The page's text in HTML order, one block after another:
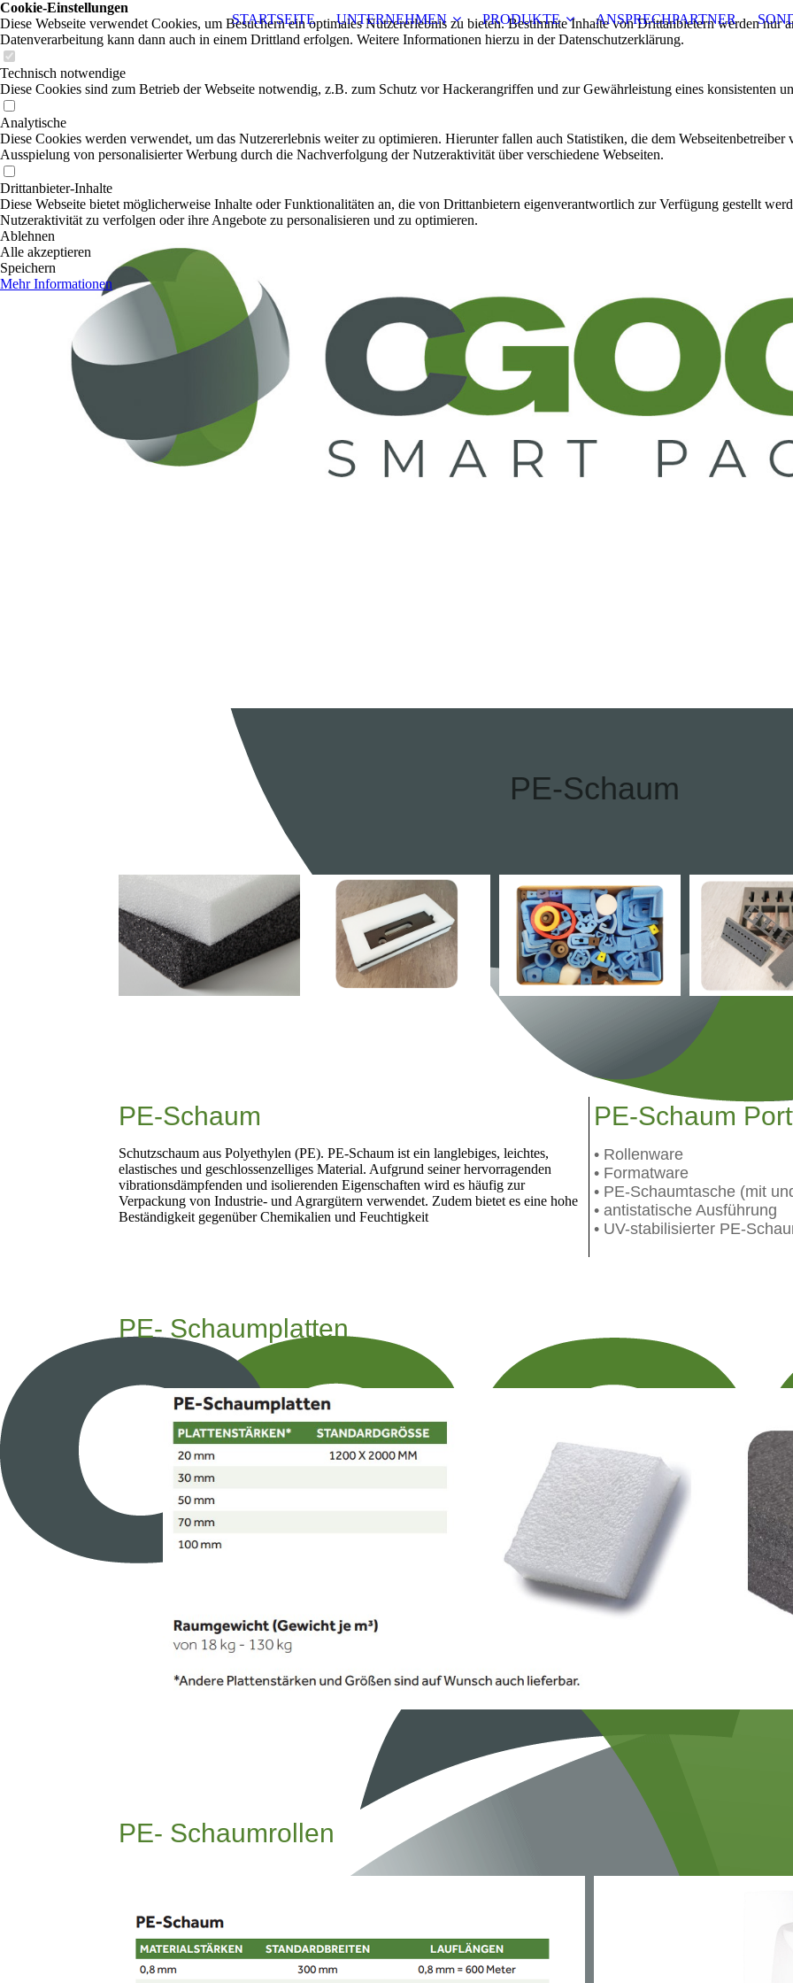
STARTSEITE UNTERNEHMEN PRODUKTE ANSPRECHPARTNER
PE-Schaum
PE-Schaum
Schutzschaum aus Polyethylen (PE). PE-Schaum ist ein langlebiges, leichtes,
elastisches und geschlossenzelliges Material. Aufgrund seiner hervorragenden
vibrationsdämpfenden und isolierenden Eigenschaften wird es häufig zur
Verpackung von Industrie- und Agrargütern verwendet. Zudem bietet es eine hohe
Beständigkeit gegenüber Chemikalien und Feuchtigkeit
PE-Schaum
• Rollenware
• Formatware
• PE-Schaumtasche (mit
• antistatische Ausführung
• UV-stabilisierter PE-
PE- Schaumplatten
PE- Schaumrollen
Cookie-Einstellungen
Diese Webseite verwendet Cookies, um Besuchern ein optimales Nutzererlebnis zu bieten. Bestimmte Inhalte von Drittanbietern werden nur
Datenverarbeitung kann dann auch in einem Drittland erfolgen. Weitere Informationen hierzu in der Datenschutzerklärung.
Technisch notwendige
Diese Cookies sind zum Betrieb der Webseite notwendig, z.B. zum Schutz vor Hackerangriffen und zur Gewährleistung eines konsistenten
Analytische
Diese Cookies werden verwendet, um das Nutzererlebnis weiter zu optimieren. Hierunter fallen auch Statistiken, die dem
Ausspielung von personalisierter Werbung durch die Nachverfolgung der Nutzeraktivität über verschiedene Webseiten.
Drittanbieter-Inhalte
Diese Webseite bietet möglicherweise Inhalte oder Funktionalitäten an, die von Drittanbietern eigenverantwortlich zur Verfügung gestellt
Nutzeraktivität zu verfolgen oder ihre Angebote zu personalisieren und zu optimieren.
Ablehnen
Alle akzeptieren
Speichern
Mehr Informationen